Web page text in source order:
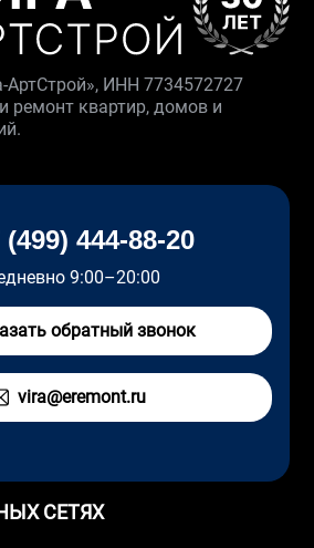
АртСтрой», ИНН 7734572727
ремонт квартир, домов и
(499) 444-88-20
9:00–20:00
обратный звонок
vira@eremont.ru
СЕТЯХ